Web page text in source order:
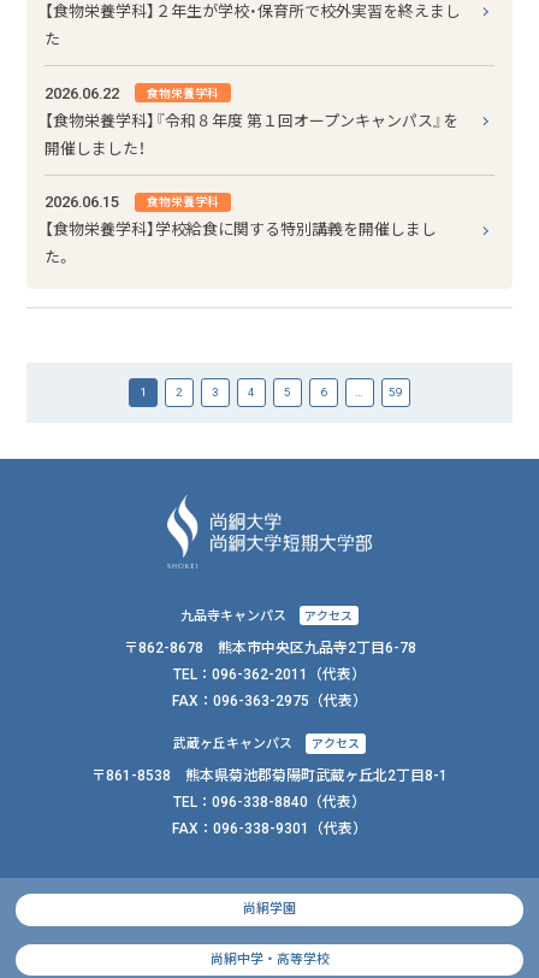
【食物栄養学科】２年生が学校・保育所で校外実習を終えまし
た
2026.06.22 食物栄養学科
【食物栄養学科】『令和８年度 第１回オープンキャンパス』を
開催しました！
2026.06.15 食物栄養学科
【食物栄養学科】学校給食に関する特別講義を開催しまし
た。
1 2 3 4 5 6 … 59
九品寺キャンパス アクセス
〒862-8678 熊本市中央区九品寺2丁目6-78
TEL： 096-362-2011
（代表）
FAX： 096-363-2975（代表）
武蔵ヶ丘キャンパス アクセス
〒861-8538 熊本県菊池郡菊陽町武蔵ヶ丘北2丁目8-1
TEL： 096-338-8840 （代表）
FAX： 096-338-9301（代表）
尚絅学園
尚絅中学・高等学校